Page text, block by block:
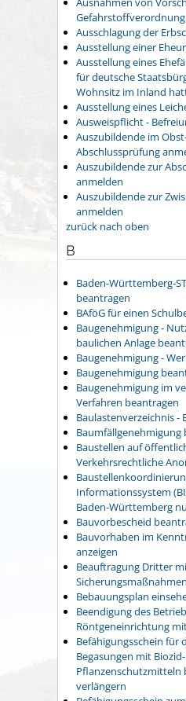
Ausschlagung der
Ausstellung einer
Ausstellung eines
für deutsche
Wohnsitz im Inland
Ausstellung eines
Ausweispflicht -
Auszubildende im
Abschlussprüfung
Auszubildende zur
anmelden
Auszubildende zur
anmelden
zurück nach oben
B
Baden-Württemberg-
beantragen
BAföG für einen
Baugenehmigung -
baulichen Anlage
Baugenehmigung -
Baugenehmigung
Baugenehmigung im
Verfahren beantragen
Baulastenverzeichnis -
Baumfällgenehmigung
Baustellen auf
Verkehrsrechtliche
Informationssystem
Baden-Württemberg
Bauvorbescheid
Bauvorhaben im
anzeigen
Beauftragung Dritter
Bebauungsplan
Beendigung des
Röntgeneinrichtung
Befähigungsschein für
Begasungen mit
Pflanzenschutzmitteln
verlängern